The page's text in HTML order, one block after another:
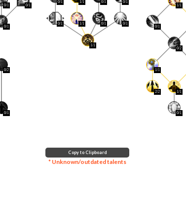
0/1 0/1
0/1
0/2
0/1
1/1
0/1
0/2
1/1
2/2 1/1
0/1
0/1 1/1 0/1 0/1
0/1 1/1 0/1 0/1
1/1
Copy to Clipboard
* Unknown/outdated talents